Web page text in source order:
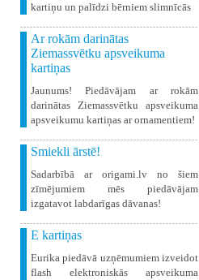
kartiņu un palīdzi bērniem slimnīcās
Ar rokām darinātas
Ziemassvētku apsveikuma
kartiņas
Jaunums! Piedāvājam ar rokām
darinātas Ziemassvētku apsveikuma
apsveikumu kartiņas ar ornamentiem!
Smiekli ārstē!
Sadarbībā ar origami.lv no šiem
zīmējumiem mēs piedāvājam
izgatavot labdarīgas dāvanas!
E kartiņas
Eurika piedāvā uzņēmumiem izveidot
flash elektroniskās apsveikuma